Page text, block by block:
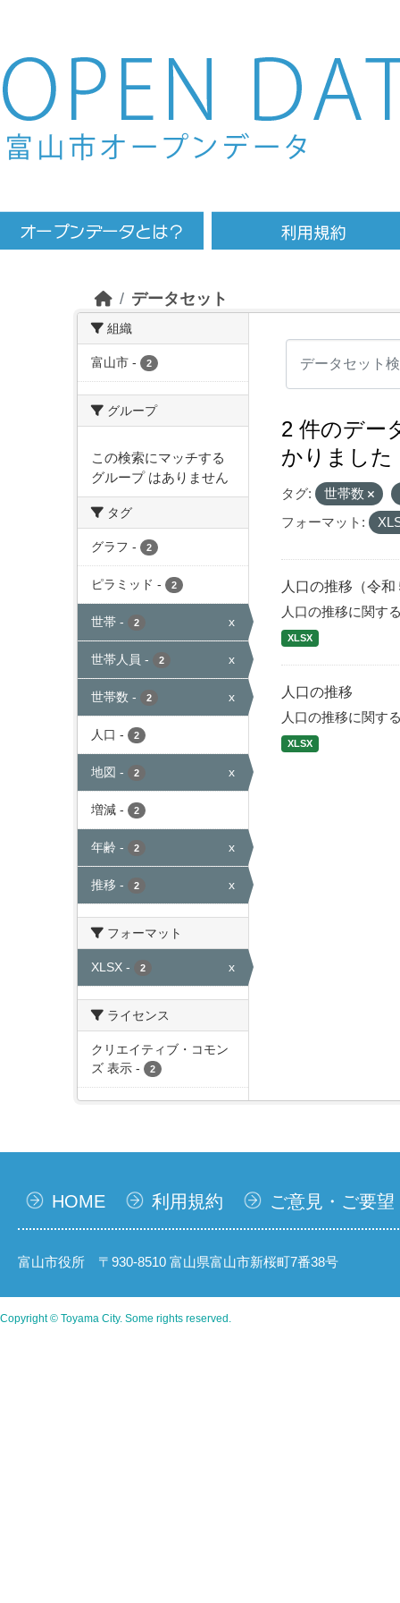
Skip to main content
データセット
組織
富山市 - 2
グループ
この検索にマッチする
グループ はありません
タグ
グラフ - 2
ピラミッド - 2
世帯 - 2 x
世帯人員 - 2 x
世帯数 - 2 x
人口 - 2
地図 - 2 x
増減 - 2
年齢 - 2 x
推移 - 2 x
フォーマット
XLSX - 2 x
ライセンス
クリエイティブ・コモン
ズ 表示 - 2
2 件のデー
かりました
タグ: 世帯数
フォーマット:
人口の推移（令和
人口の推移に関す
XLSX
人口の推移
人口の推移に関す
XLSX
HOME 利用規約 ご意見・ご要望
富山市役所 〒930-8510 富山県富山市新桜町7番38号
Copyright © Toyama City. Some rights reserved.